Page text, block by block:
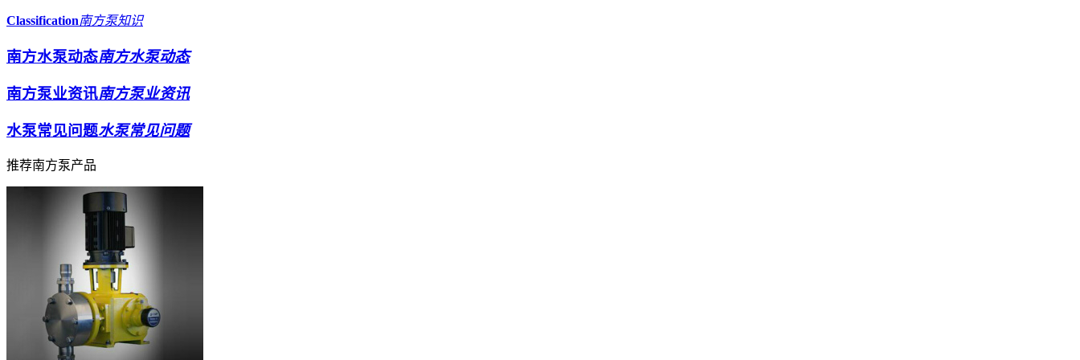
Classification南方泵知识
南方水泵动态南方水泵动态
南方泵业资讯南方泵业资讯
水泵常见问题水泵常见问题
推荐南方泵产品